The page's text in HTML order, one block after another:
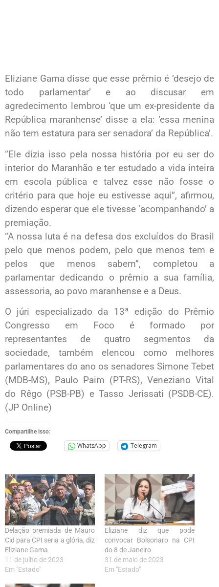
Eliziane Gama disse que esse prêmio é ‘desejo de
todo parlamentar’ e ao discusar em
agredecimento lembrou ‘que um ex-presidente da
República maranhense’ disse a ela: ‘essa menina
não tem estatura para ser senadora’ da República’.
“Ele dizia isso pela nossa história por eu ser do
interior do Maranhão e ter estudado a vida inteira
em escola pública e talvez esse não fosse o
critério para que hoje eu estivesse aqui”, afirmou,
dizendo esperar que ele tivesse ‘acompanhando’ a
premiação.
“A nossa luta é na defesa dos excluídos do Brasil
pelo que menos podem, pelo que menos tem e
pelos que menos sabem”, completou a
parlamentar dedicando o prêmio a sua família,
assessoria, ao povo maranhense e a Deus.
O júri especializado da 13ª edição do Prêmio
Congresso em Foco é formado por
representantes de quatro segmentos da
sociedade, também elencou como melhores
parlamentares do ano os senadores Simone Tebet
(MDB-MS), Paulo Paim (PT-RS), Veneziano Vital
do Rêgo (PSB-PB) e Tasso Jerissati (PSDB-CE).
(JP Online)
Compartilhe isso:
WhatsApp Telegram
Delação premiada de Mauro
Cid para CPI seria a glória, diz
Eliziane Gama
11 de julho de 2023
Em "Estado"
Eliziane diz que pode
convocar Bolsonaro na CPI
do 8 de Janeiro
31 de maio de 2023
Em "Estado"